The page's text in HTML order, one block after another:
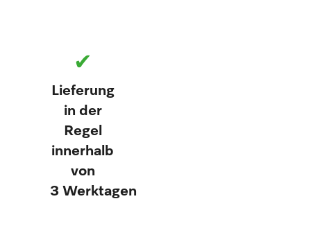
✔
Lieferung
in der
Regel
innerhalb
von
3 Werktagen